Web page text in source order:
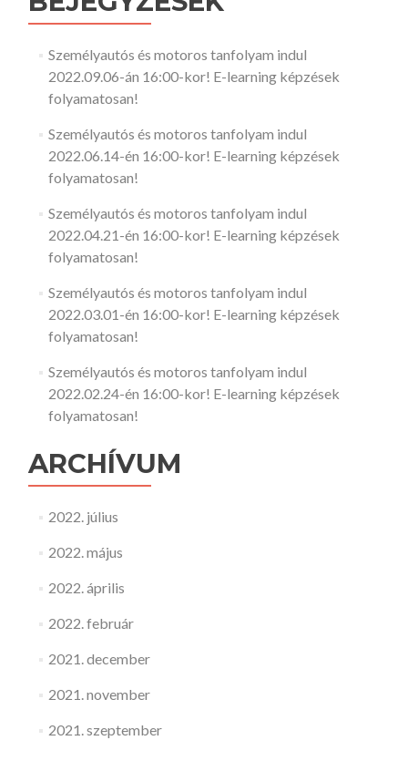
Személyautós és motoros tanfolyam indul
2022.09.06-án 16:00-kor! E-learning képzések
folyamatosan!
Személyautós és motoros tanfolyam indul
2022.06.14-én 16:00-kor! E-learning képzések
folyamatosan!
Személyautós és motoros tanfolyam indul
2022.04.21-én 16:00-kor! E-learning képzések
folyamatosan!
Személyautós és motoros tanfolyam indul
2022.03.01-én 16:00-kor! E-learning képzések
folyamatosan!
Személyautós és motoros tanfolyam indul
2022.02.24-én 16:00-kor! E-learning képzések
folyamatosan!
ARCHÍVUM
2022. július
2022. május
2022. április
2022. február
2021. december
2021. november
2021. szeptember